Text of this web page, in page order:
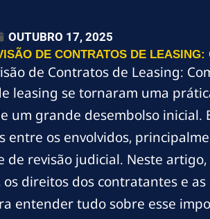
OUTUBRO 17, 2025
DE CONTRATOS DE LEASING:
de Contratos de Leasing:
leasing se tornaram uma
um grande desembolso
entre os envolvidos,
de revisão judicial. Neste
os direitos dos contratantes e
entender tudo sobre esse